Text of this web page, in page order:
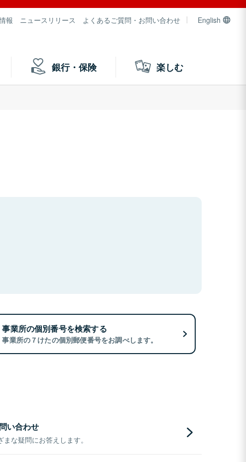
報 ニュースリリース よくあるご質問・お問い合わせ English
銀行・保険 楽しむ
事業所の個別番号を検索する
事業所の７けたの個別郵便番号をお調べします。
い合わせ
な疑問にお答えします。